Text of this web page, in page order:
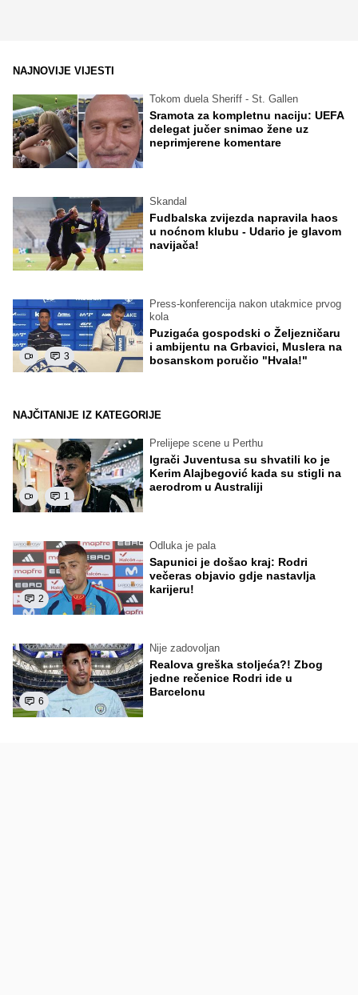
NAJNOVIJE VIJESTI
Tokom duela Sheriff - St. Gallen
Sramota za kompletnu naciju: UEFA
delegat jučer snimao žene uz
neprimjerene komentare
Skandal
Fudbalska zvijezda napravila haos
u noćnom klubu - Udario je glavom
navijača!
3
Press-konferencija nakon utakmice prvog
kola
Puzigaća gospodski o Željezničaru
i ambijentu na Grbavici, Muslera na
bosanskom poručio "Hvala!"
NAJČITANIJE IZ KATEGORIJE
1
Prelijepe scene u Perthu
Igrači Juventusa su shvatili ko je
Kerim Alajbegović kada su stigli na
aerodrom u Australiji
2
Odluka je pala
Sapunici je došao kraj: Rodri
večeras objavio gdje nastavlja
karijeru!
6
Nije zadovoljan
Realova greška stoljeća?! Zbog
jedne rečenice Rodri ide u
Barcelonu